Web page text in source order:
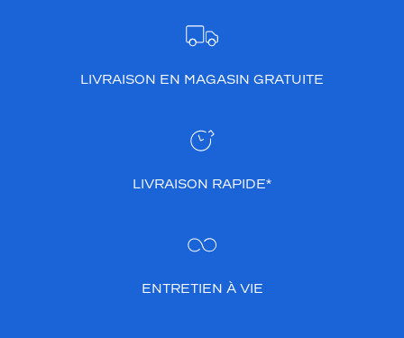
LIVRAISON EN MAGASIN GRATUITE
LIVRAISON RAPIDE*
ENTRETIEN À VIE